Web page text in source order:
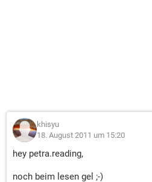
khisyu
18. August 2011 um 15:20
hey petra.reading,
noch beim lesen gel ;-)